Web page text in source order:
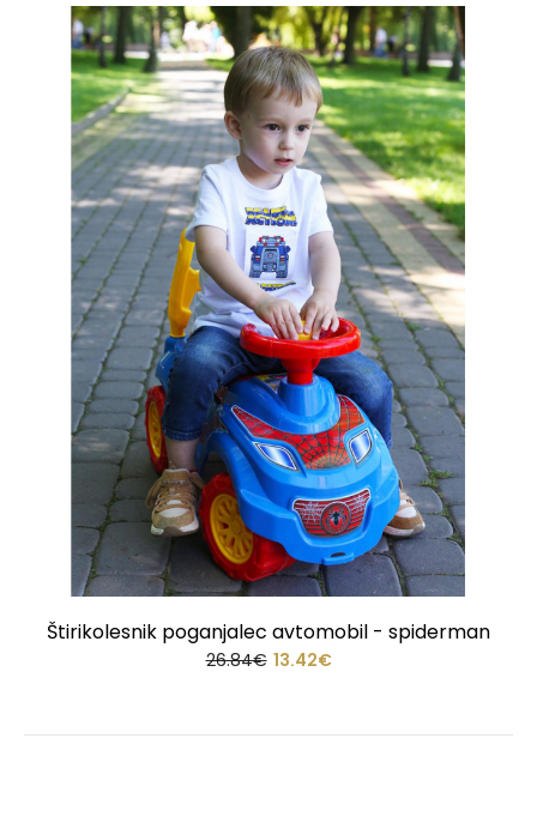
Štirikolesnik poganjalec avtomobil - spiderman
26.84€ 13.42€